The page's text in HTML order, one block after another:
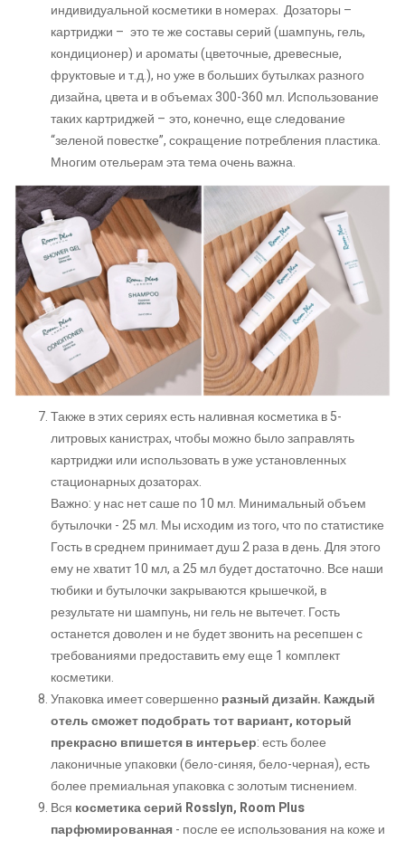
индивидуальной косметики в номерах. Дозаторы –
картриджи – это те же составы серий (шампунь, гель,
кондиционер) и ароматы (цветочные, древесные,
фруктовые и т.д.), но уже в больших бутылках разного
дизайна, цвета и в объемах 300-360 мл. Использование
таких картриджей – это, конечно, еще следование
“зеленой повестке”, сокращение потребления пластика.
Многим отельерам эта тема очень важна.
Также в этих сериях есть наливная косметика в 5-
литровых канистрах, чтобы можно было заправлять
картриджи или использовать в уже установленных
стационарных дозаторах.
Важно:у нас нет саше по 10 мл. Минимальный объем
бутылочки - 25 мл. Мы исходим из того, что по статистике
Гость в среднем принимает душ 2 раза в день. Для этого
ему не хватит 10 мл, а 25 мл будет достаточно. Все наши
тюбики и бутылочки закрываются крышечкой, в
результате ни шампунь, ни гель не вытечет. Гость
останется доволен и не будет звонить на ресепшен с
требованиями предоставить ему еще 1 комплект
косметики.
Упаковка имеет совершенноразный дизайн. Каждый
отель сможет подобрать тот вариант, который
прекрасно впишется в интерьер: есть более
лаконичные упаковки (бело-синяя, бело-черная), есть
более премиальная упаковка с золотым тиснением.
Вся косметика серий Rosslyn, Room Plus
парфюмированная- после ее использования на коже и